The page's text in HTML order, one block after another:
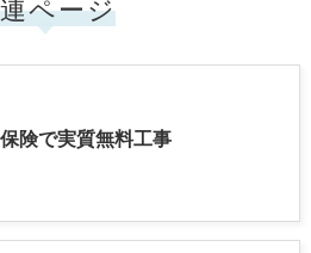
ページ
険で実質無料工事